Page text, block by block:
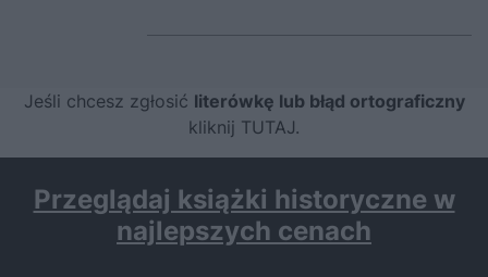
Jeśli chcesz zgłosić literówkę lub błąd ortograficzny
kliknij TUTAJ.
Przeglądaj książki historyczne w
najlepszych cenach